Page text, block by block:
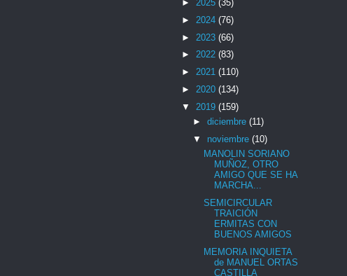
► 2025 (35)
► 2024 (76)
► 2023 (66)
► 2022 (83)
► 2021 (110)
► 2020 (134)
▼ 2019 (159)
► diciembre (11)
▼ noviembre (10)
MANOLIN SORIANO
MUÑOZ, OTRO
AMIGO QUE SE HA
MARCHA...
SEMICIRCULAR
TRAICIÓN
ERMITAS CON
BUENOS AMIGOS
MEMORIA INQUIETA
de MANUEL ORTAS
CASTILLA